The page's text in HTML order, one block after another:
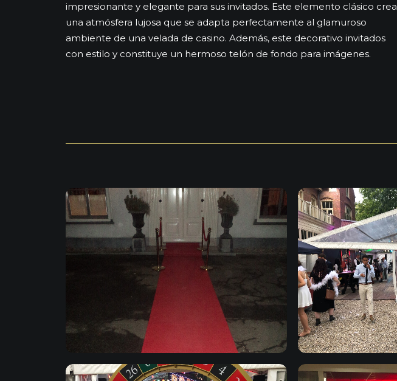
impresionante y elegante para sus invitados. Este elemento clásico crea
una atmósfera lujosa que se adapta perfectamente al glamuroso
ambiente de una velada de casino. Además, este decorativo invitados
con estilo y constituye un hermoso telón de fondo para imágenes.